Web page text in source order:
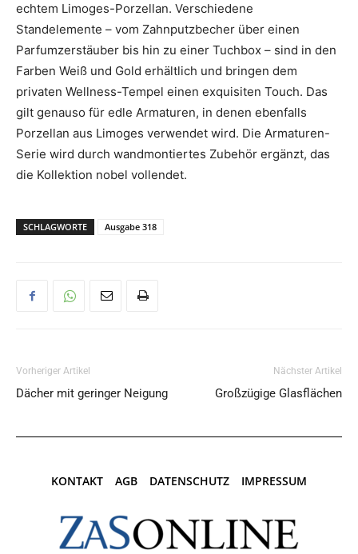
echtem Limoges-Porzellan. Verschiedene
Standelemente – vom Zahnputzbecher über einen
Parfumzerstäuber bis hin zu einer Tuchbox – sind in den
Farben Weiß und Gold erhältlich und bringen dem
privaten Wellness-Tempel einen exquisiten Touch. Das
gilt genauso für edle Armaturen, in denen ebenfalls
Porzellan aus Limoges verwendet wird. Die Armaturen-
Serie wird durch wandmontiertes Zubehör ergänzt, das
die Kollektion nobel vollendet.
SCHLAGWORTE Ausgabe 318
Vorheriger Artikel
Dächer mit geringer Neigung
Nächster Artikel
Großzügige Glasflächen
KONTAKT AGB DATENSCHUTZ IMPRESSUM